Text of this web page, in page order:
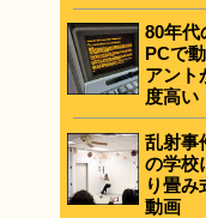
80年代
PCで
アント
度高い
乱射事
の学校
り畳み
動画